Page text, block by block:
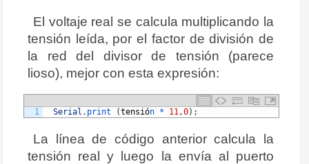
El voltaje real se calcula multiplicando la
tensión leída, por el factor de división de
la red del divisor de tensión (parece
lioso), mejor con esta expresión:
1 Serial . print (tensión * 11,0) ;
La línea de código anterior calcula la
tensión real y luego la envía al puerto